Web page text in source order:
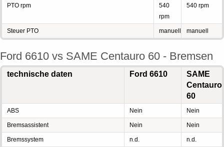
PTO rpm
540
rpm
540 rpm
Steuer PTO manuell manuell
Ford 6610 vs SAME Centauro 60 - Bremsen
technische daten Ford 6610
SAME
Centauro
60
ABS Nein Nein
Bremsassistent Nein Nein
Bremssystem n.d. n.d.